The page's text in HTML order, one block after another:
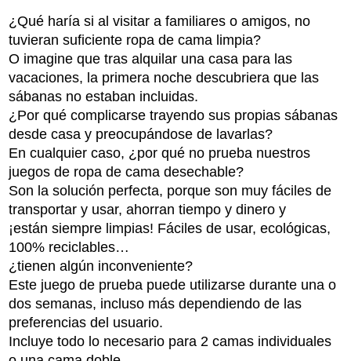
¿Qué haría si al visitar a familiares o amigos, no
tuvieran suficiente ropa de cama limpia?
O imagine que tras alquilar una casa para las
vacaciones, la primera noche descubriera que las
sábanas no estaban incluidas.
¿Por qué complicarse trayendo sus propias sábanas
desde casa y preocupándose de lavarlas?
En cualquier caso, ¿por qué no prueba nuestros
juegos de ropa de cama desechable?
Son la solución perfecta, porque son muy fáciles de
transportar y usar, ahorran tiempo y dinero y
¡están siempre limpias! Fáciles de usar, ecológicas,
100% reciclables…
¿tienen algún inconveniente?
Este juego de prueba puede utilizarse durante una o
dos semanas, incluso más dependiendo de las
preferencias del usuario.
Incluye todo lo necesario para 2 camas individuales